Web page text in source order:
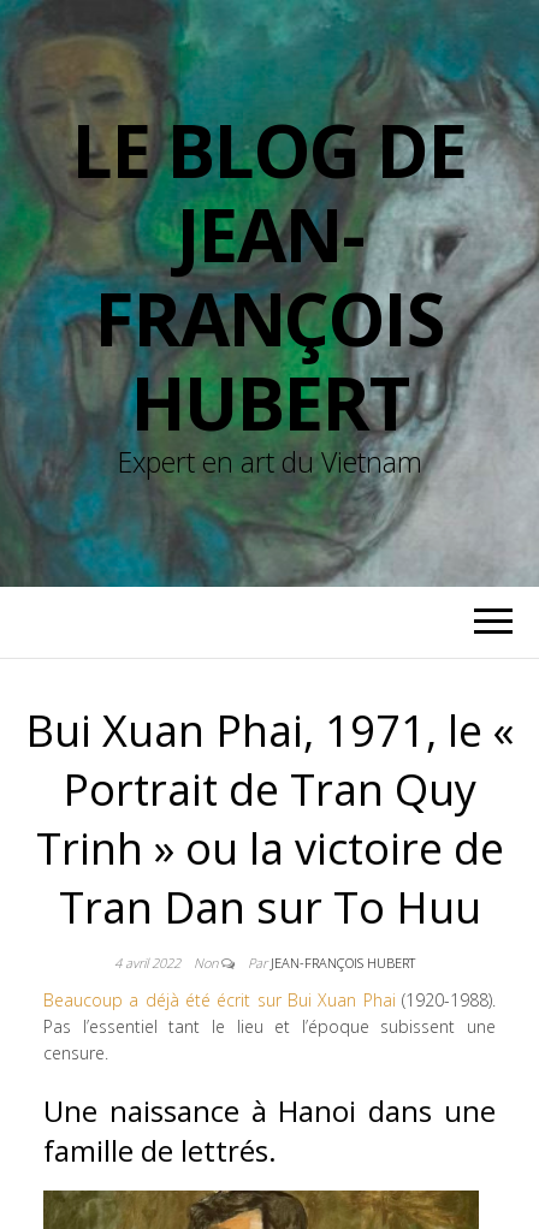
LE BLOG DE
JEAN-
FRANÇOIS
HUBERT
Expert en art du Vietnam
Bui Xuan Phai, 1971, le «
Portrait de Tran Quy
Trinh » ou la victoire de
Tran Dan sur To Huu
4 avril 2022 Non ParJEAN-FRANÇOIS HUBERT
Beaucoup a déjà été écrit sur Bui Xuan Phai (1920-1988).
Pas l’essentiel tant le lieu et l’époque subissent une
censure.
Une naissance à Hanoi dans une
famille de lettrés.